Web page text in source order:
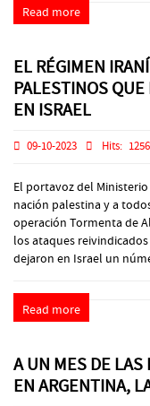
Read more
EL RÉGIMEN
PALESTINOS
EN ISRAEL
09-10-2023 Hits: 1256
El portavoz del
nación palestina y a
operación Tormenta de
los ataques
dejaron en Israel un
Read more
A UN MES DE LAS
EN ARGENTINA,